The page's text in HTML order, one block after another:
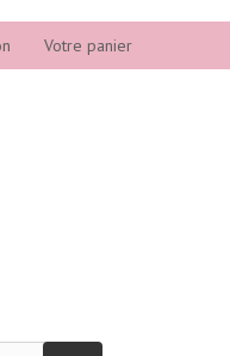
Votre panier